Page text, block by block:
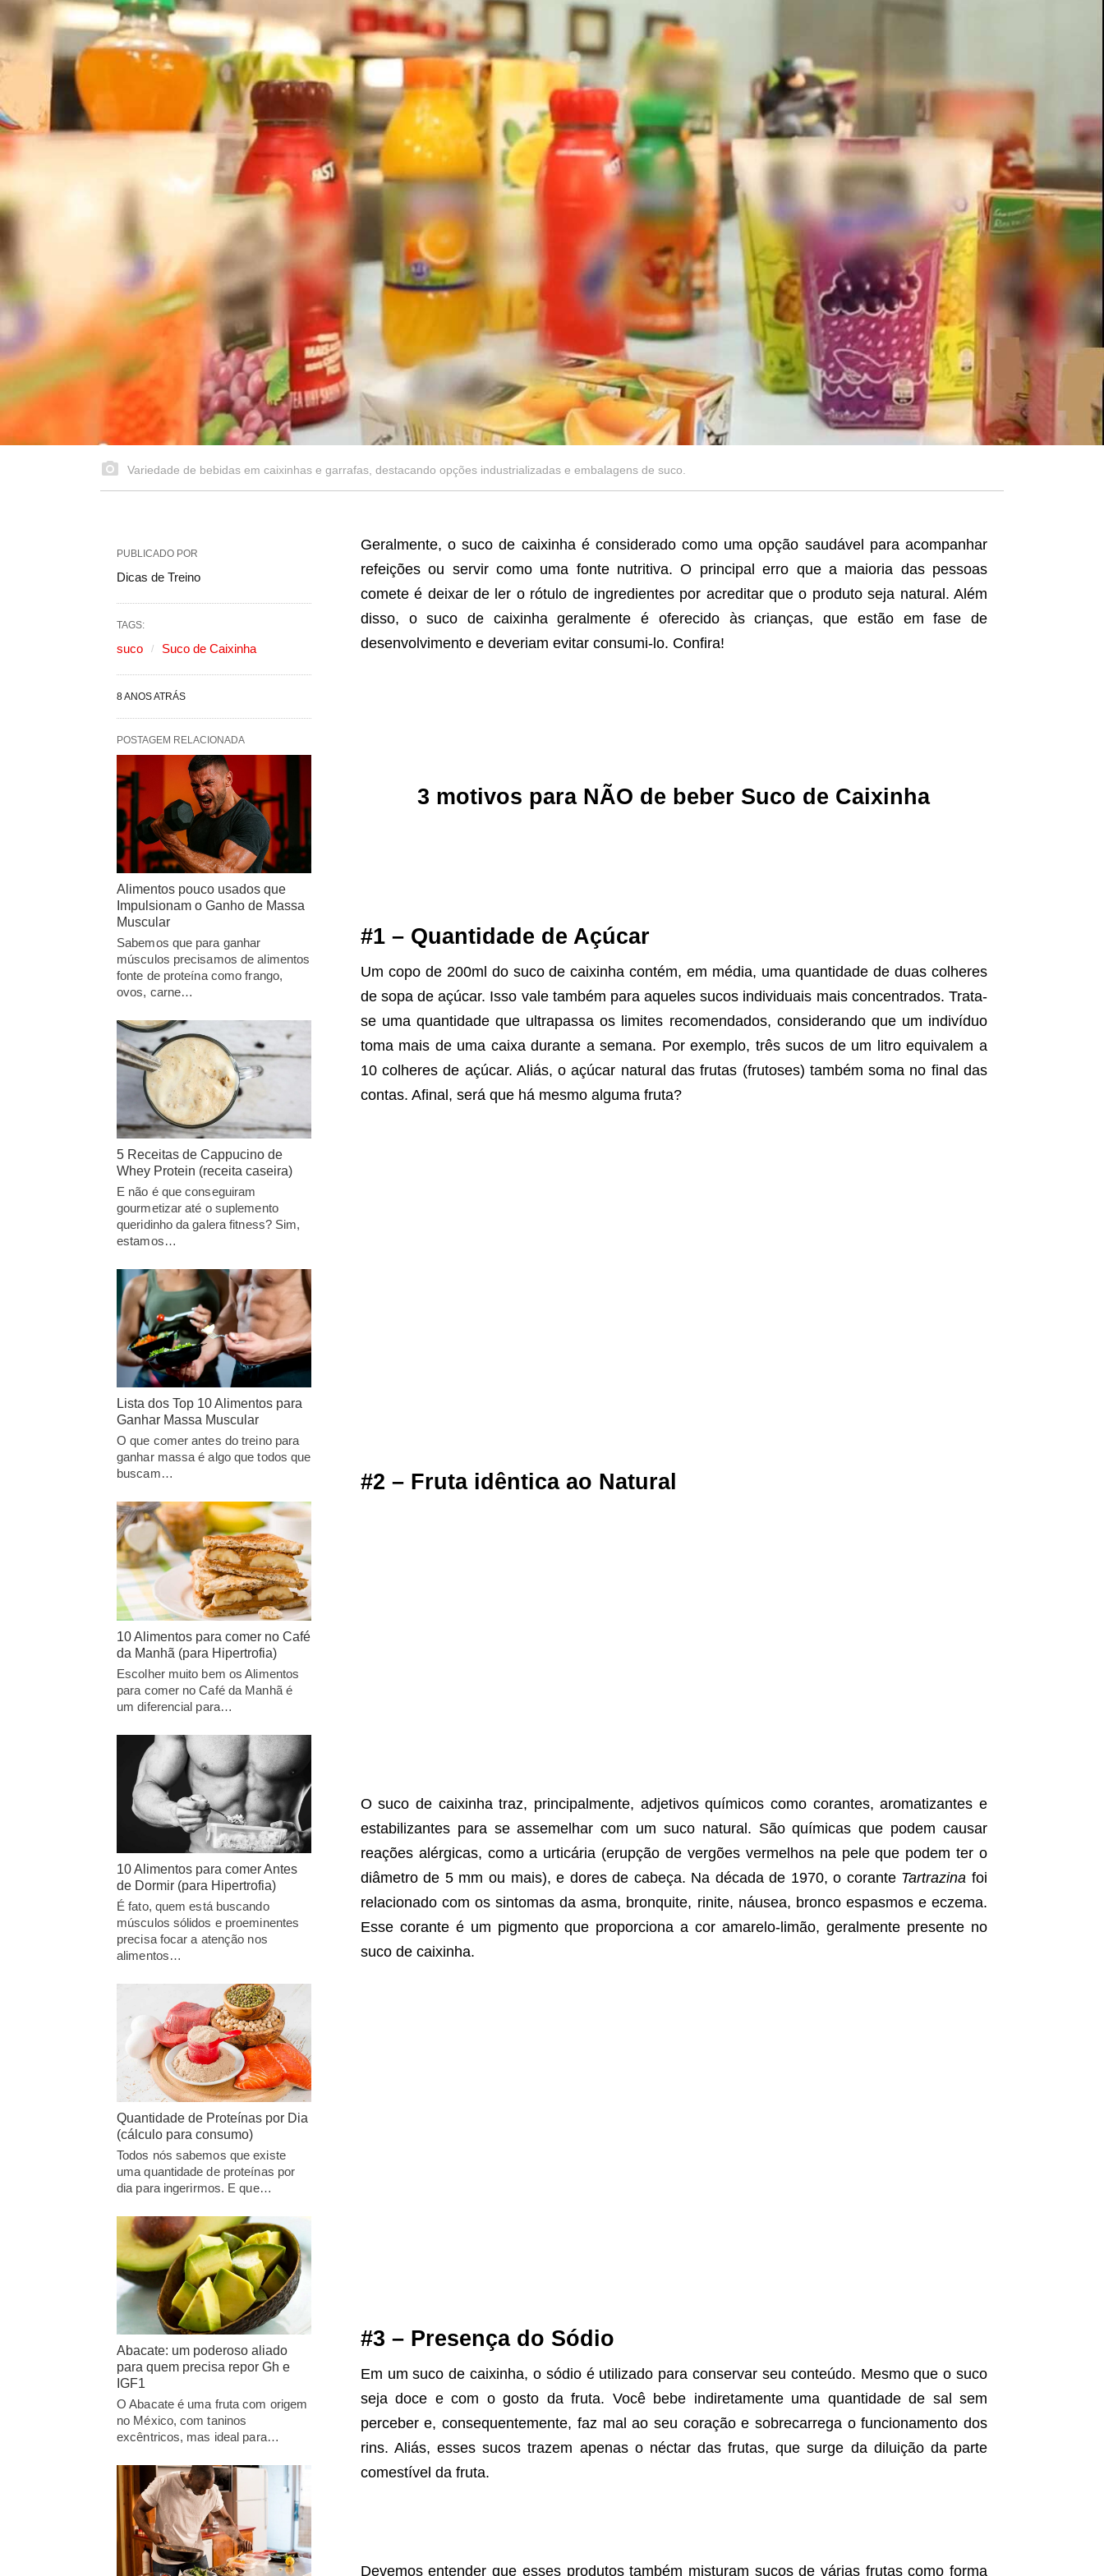
Variedade de bebidas em caixinhas e garrafas, destacando opções industrializadas e embalagens de suco.
Geralmente, o suco de caixinha é considerado como uma opção saudável para acompanhar
refeições ou servir como uma fonte nutritiva. O principal erro que a maioria das pessoas
comete é deixar de ler o rótulo de ingredientes por acreditar que o produto seja natural. Além
disso, o suco de caixinha geralmente é oferecido às crianças, que estão em fase de
desenvolvimento e deveriam evitar consumi-lo. Confira!
3 motivos para NÃO de beber Suco de Caixinha
#1 – Quantidade de Açúcar
Um copo de 200ml do suco de caixinha contém, em média, uma quantidade de duas colheres
de sopa de açúcar. Isso vale também para aqueles sucos individuais mais concentrados. Trata-
se uma quantidade que ultrapassa os limites recomendados, considerando que um indivíduo
toma mais de uma caixa durante a semana. Por exemplo, três sucos de um litro equivalem a
10 colheres de açúcar. Aliás, o açúcar natural das frutas (frutoses) também soma no final das
contas. Afinal, será que há mesmo alguma fruta?
#2 – Fruta idêntica ao Natural
O suco de caixinha traz, principalmente, adjetivos químicos como corantes, aromatizantes e
estabilizantes para se assemelhar com um suco natural. São químicas que podem causar
reações alérgicas, como a urticária (erupção de vergões vermelhos na pele que podem ter o
diâmetro de 5 mm ou mais), e dores de cabeça. Na década de 1970, o corante Tartrazinafoi
relacionado com os sintomas da asma, bronquite, rinite, náusea, bronco espasmos e eczema.
Esse corante é um pigmento que proporciona a cor amarelo-limão, geralmente presente no
suco de caixinha.
#3 – Presença do Sódio
Em um suco de caixinha, o sódio é utilizado para conservar seu conteúdo. Mesmo que o suco
seja doce e com o gosto da fruta. Você bebe indiretamente uma quantidade de sal sem
perceber e, consequentemente, faz mal ao seu coração e sobrecarrega o funcionamento dos
rins. Aliás, esses sucos trazem apenas o néctar das frutas, que surge da diluição da parte
comestível da fruta.
Devemos entender que esses produtos também misturam sucos de várias frutas como forma
PUBLICADO POR
Dicas de Treino
TAGS:
suco Suco de Caixinha
8 ANOS ATRÁS
POSTAGEM RELACIONADA
Alimentos pouco usados que
Impulsionam o Ganho de Massa
Muscular
Sabemos que para ganhar
músculos precisamos de alimentos
fonte de proteína como frango,
ovos, carne…
5 Receitas de Cappucino de
Whey Protein (receita caseira)
E não é que conseguiram
gourmetizar até o suplemento
queridinho da galera fitness? Sim,
estamos…
Lista dos Top 10 Alimentos para
Ganhar Massa Muscular
O que comer antes do treino para
ganhar massa é algo que todos que
buscam…
10 Alimentos para comer no Café
da Manhã (para Hipertrofia)
Escolher muito bem os Alimentos
para comer no Café da Manhã é
um diferencial para…
10 Alimentos para comer Antes
de Dormir (para Hipertrofia)
É fato, quem está buscando
músculos sólidos e proeminentes
precisa focar a atenção nos
alimentos…
Quantidade de Proteínas por Dia
(cálculo para consumo)
Todos nós sabemos que existe
uma quantidade de proteínas por
dia para ingerirmos. E que…
Abacate: um poderoso aliado
para quem precisa repor Gh e
IGF1
O Abacate é uma fruta com origem
no México, com taninos
excêntricos, mas ideal para…